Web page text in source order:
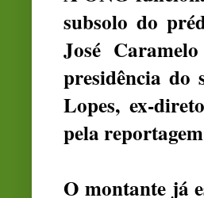
subsolo do
José
presidência do
Lopes, ex-
pela
O montante já